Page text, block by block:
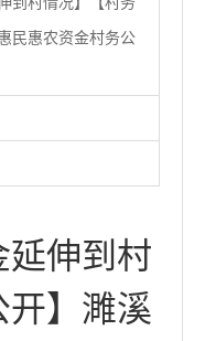
民惠农资金村务公
延伸到村
开】濉溪